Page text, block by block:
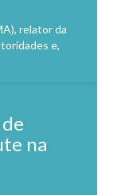
relator da
e,
na